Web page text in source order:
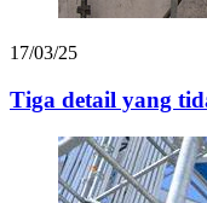
17/03/25
Tiga detail yang